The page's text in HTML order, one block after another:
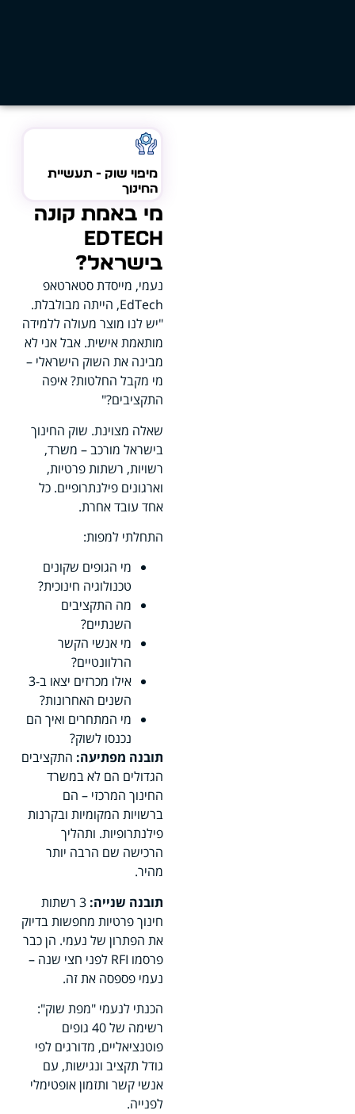
מיפוי שוק - תעשיית
החינוך
מי באמת קונה
EdTech
בישראל?
נעמי, מייסדת סטארטאפ
EdTech, הייתה מבולבלת.
"יש לנו מוצר מעולה ללמידה
מותאמת אישית. אבל אני לא
מבינה את השוק הישראלי –
מי מקבל החלטות? איפה
התקציבים?"
שאלה מצוינת. שוק החינוך
בישראל מורכב – משרד,
רשויות, רשתות פרטיות,
וארגונים פילנתרופיים. כל
אחד עובד אחרת.
התחלתי למפות:
מי הגופים שקונים
טכנולוגיה חינוכית?
מה התקציבים
השנתיים?
מי אנשי הקשר
הרלוונטיים?
אילו מכרזים יצאו ב-3
השנים האחרונות?
מי המתחרים ואיך הם
נכנסו לשוק?
תובנה מפתיעה: התקציבים
הגדולים הם לא במשרד
החינוך המרכזי – הם
ברשויות המקומיות ובקרנות
פילנתרופיות. ותהליך
הרכישה שם הרבה יותר
מהיר.
תובנה שנייה:
3 רשתות
חינוך פרטיות מחפשות בדיוק
את הפתרון של נעמי. הן כבר
פרסמו RFI לפני חצי שנה –
נעמי פספסה את זה.
הכנתי לנעמי "מפת שוק":
רשימה של 40 גופים
פוטנציאליים, מדורגים לפי
גודל תקציב ונגישות, עם
אנשי קשר ותזמון אופטימלי
לפנייה.